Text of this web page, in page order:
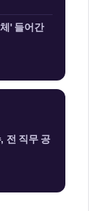
' 들어간
전 직무 공